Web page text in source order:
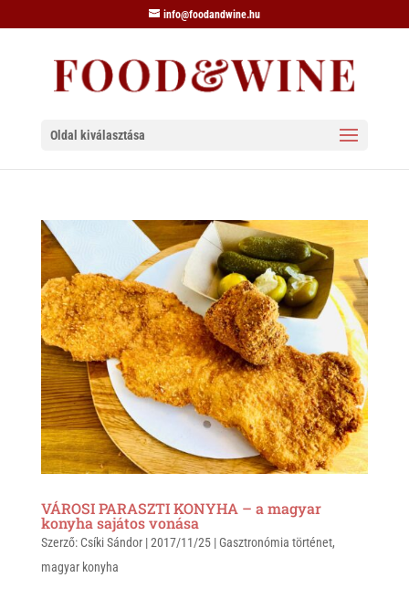
info@foodandwine.hu
Oldal kiválasztása
VÁROSI PARASZTI KONYHA – a magyar
konyha sajátos vonása
Szerző: Csíki Sándor|2017/11/25|Gasztronómia történet,
magyar konyha